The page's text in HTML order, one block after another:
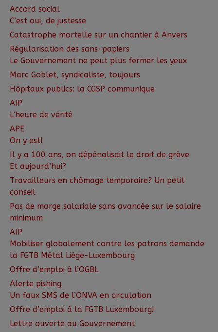
Accord social
C’est oui, de justesse
Catastrophe mortelle sur un chantier à Anvers
Régularisation des sans-papiers
Le Gouvernement ne peut plus fermer les yeux
Marc Goblet, syndicaliste, toujours
Hôpitaux publics: la CGSP communique
AIP
L’heure de vérité
APE
On y est!
Il y a 100 ans, on dépénalisait le droit de grève
Et aujourd’hui?
Travailleurs en chômage temporaire? Un petit
conseil
Pas de marge salariale sans avancée sur le salaire
minimum
AIP
Mobiliser globalement contre les patrons demande
la FGTB Métal Liège-Luxembourg
Offre d’emploi à l’OGBL
Alerte pishing
Un faux SMS de l’ONVA en circulation
Offre d’emploi à la FGTB Luxembourg!
Lettre ouverte au Gouvernement